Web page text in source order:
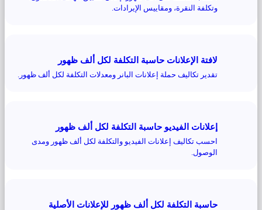
وتكلفة النقرة، ومقاييس الإيرادات.
لافتة الإعلانات حاسبة التكلفة لكل ألف ظهور
تقدير تكاليف حملة إعلانات البانر ومعدلات التكلفة لكل ألف ظهور.
إعلانات الفيديو حاسبة التكلفة لكل ألف ظهور
احسب تكاليف إعلانات الفيديو والتكلفة لكل ألف ظهور ومدى
الوصول.
حاسبة التكلفة لكل ألف ظهور للإعلانات الأصلية